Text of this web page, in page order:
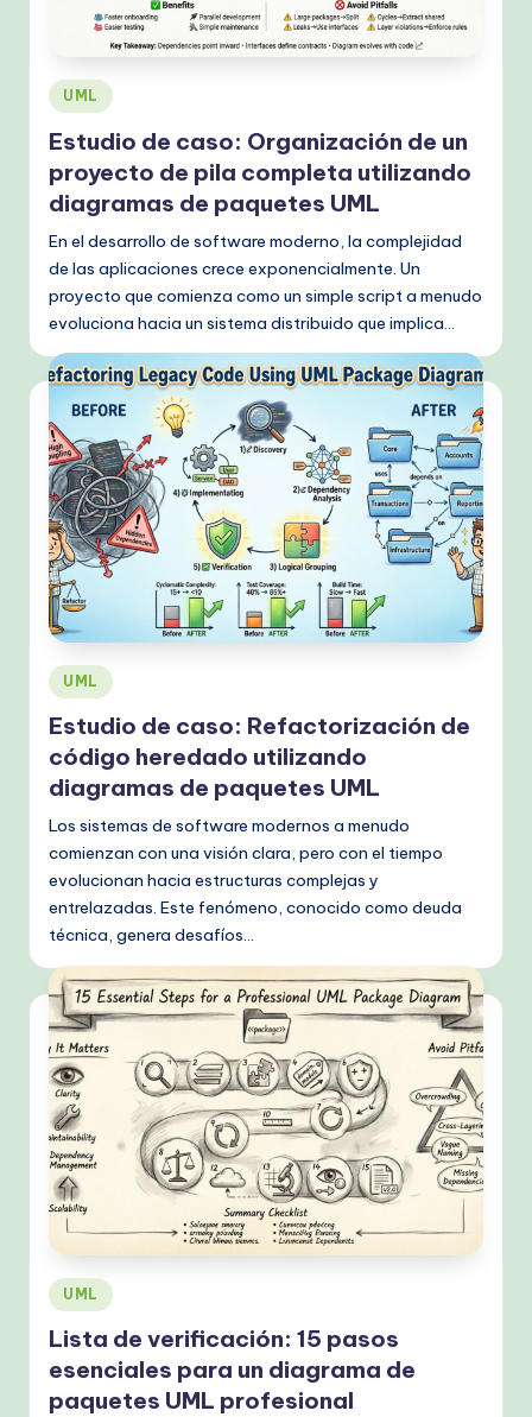
-
P
r
o
v
e
n
A
I
W
o
r
k
fl
o
w
s
&
M
o
d
e
rn
T
e
c
h
M
e
t
h
o
d
s
Publicado
en
UML
Estudio de caso: Organización de un
proyecto de pila completa utilizando
diagramas de paquetes UML
En el desarrollo de software moderno, la complejidad
de las aplicaciones crece exponencialmente. Un
proyecto que comienza como un simple script a menudo
evoluciona hacia un sistema distribuido que implica…
Publicado
en
UML
Estudio de caso: Refactorización de
código heredado utilizando
diagramas de paquetes UML
Los sistemas de software modernos a menudo
comienzan con una visión clara, pero con el tiempo
evolucionan hacia estructuras complejas y
entrelazadas. Este fenómeno, conocido como deuda
técnica, genera desafíos…
Publicado
en
UML
Lista de verificación: 15 pasos
esenciales para un diagrama de
paquetes UML profesional